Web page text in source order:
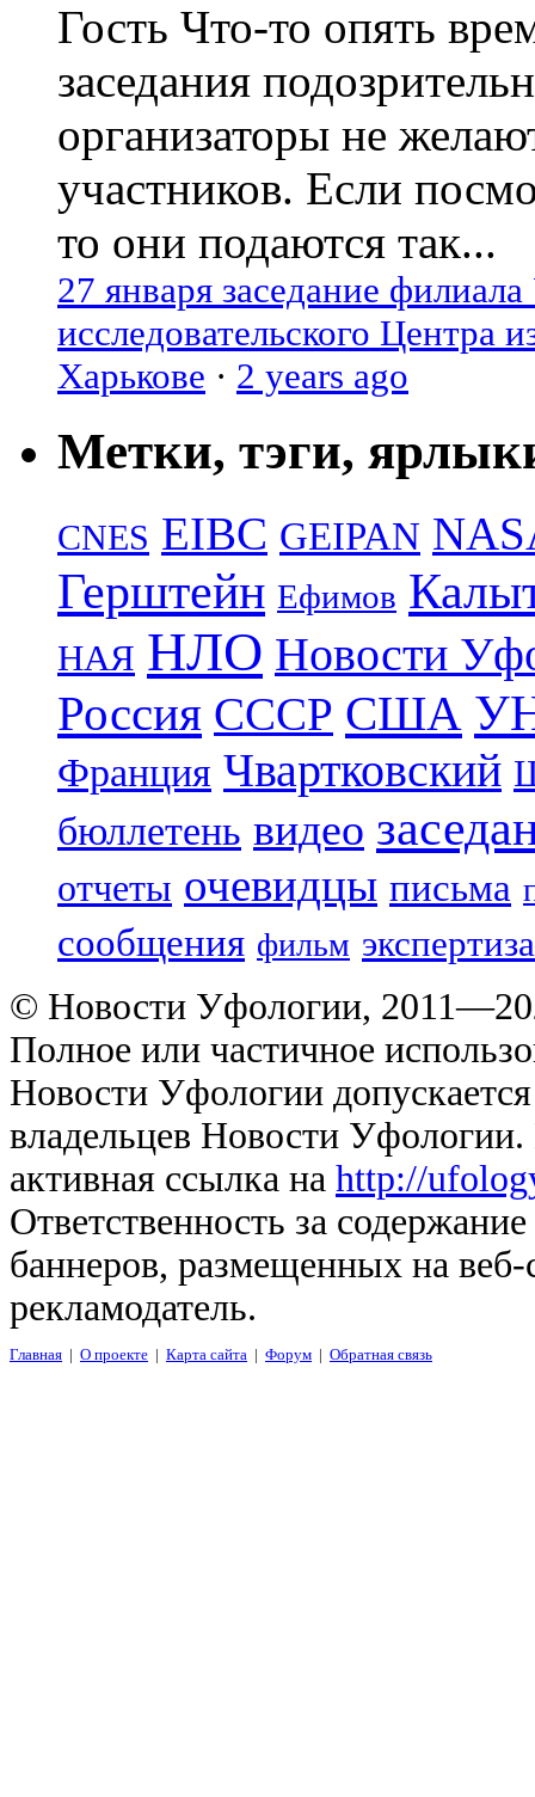
Гость Что-то опять
заседания
организаторы не
участников. Если
то они подаются так...
27 января заседание
исследовательского Центра
Харькове · 2 years ago
Метки, тэги,
CNES EIBC GEIPAN
Герштейн Ефимов
НАЯ НЛО Новости
Россия СССР США
Франция Чвартковский
бюллетень видео
отчеты очевидцы письма
сообщения фильм экспертиза
© Новости Уфологии,
Полное или частичное
Новости Уфологии
владельцев Новости
активная ссылка на http://
Ответственность за
баннеров, размещенных на
рекламодатель.
Главная | О проекте | Карта сайта | Форум | Обратная связь